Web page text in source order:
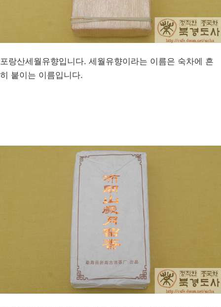
포랑산세월유향입니다. 세월유향이라는 이름은 숙차에 흔
히 붙이는 이름입니다.